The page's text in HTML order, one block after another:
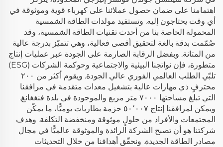
اهتمامنا على ضمان حصول عملائنا على كهرباء قوية وموثوقة في
أي وقت يحتاجون إليه. وتستفيد مولدات الطاقة الشمسية
المحمولة الخاصة بنا من أحدث تقنيات الطاقة الشمسية، وقد
صُمّمت بدقة بالغة لتحقيق أقصى فعالية، وهي تتميّز بدرجة عالية
من المتانة. وبفضل الرقابة الصارمة على الجودة عبر عمليات إنتاج
متطورة، فإن نواتجنا البيئية والاجتماعية وحوكمة الشركات (ESG)
تلبّي الطلب العالمي الفوري عالي الجودة. ويقوم أكثر من ٢٠٠
محترفٍ ذي مهارات عالية بتشغيل معدات متقدمة في مرافقنا
التي تبلغ مساحتها ٧٠٠٠ متر مربع والموجودة في بلدة فنغغانغ.
ويمكن لمرافقنا إنتاج ٥٠٬٠٠٧ حزمة بطاريات يوميًّا، ما يمكّن
المجتمعات والأفراد من حلولٍ موثوقة ومنخفضة التكلفة. وهدف
شركتنا هو أن تصبح الشركة الرائدة والموثوقة عالميًّا في مجال
مصادر الطاقة الجديدة. ونحقّق أهدافنا من خلال التحديثات